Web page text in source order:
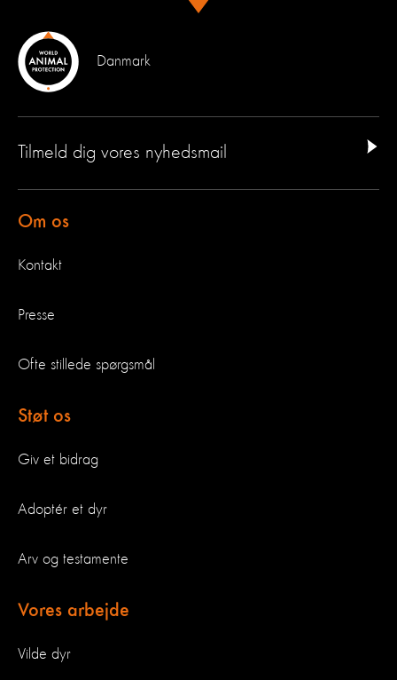
Danmark
Tilmeld dig vores nyhedsmail
Om os
Kontakt
Presse
Ofte stillede spørgsmål
Støt os
Giv et bidrag
Adoptér et dyr
Arv og testamente
Vores arbejde
Vilde dyr